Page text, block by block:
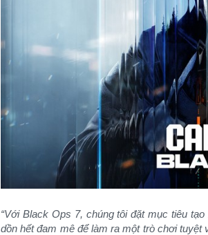
“Với Black Ops 7, chúng tôi đặt mục tiêu
dồn hết đam mê để làm ra một trò chơi tuyệt